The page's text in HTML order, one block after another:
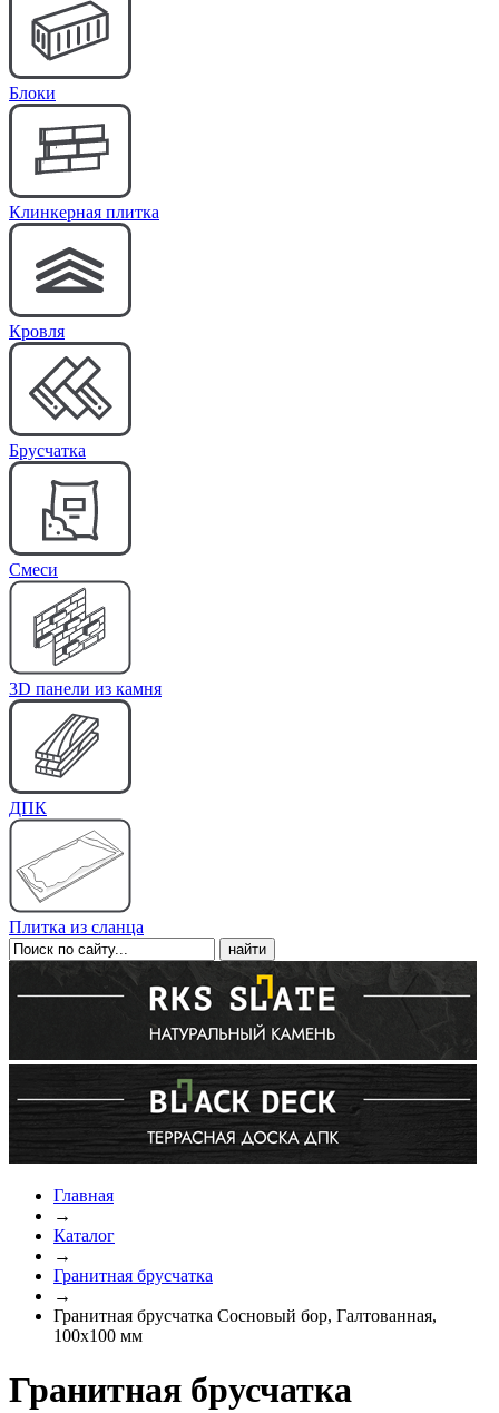
Блоки
Клинкерная плитка
Кровля
Брусчатка
Cмеси
3D панели из камня
ДПК
Плитка из сланца
Главная
→
Каталог
→
Гранитная брусчатка
→
Гранитная брусчатка Сосновый бор, Галтованная,
100х100 мм
Гранитная брусчатка